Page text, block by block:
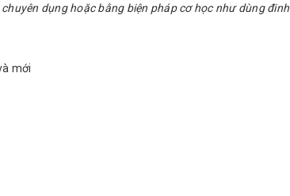
dụng hoặc bằng biện pháp cơ học như dùng đinh
mới